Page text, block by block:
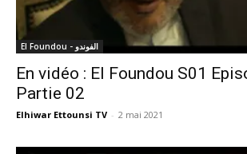
El Foundou - الفوندو
En vidéo : El Foundou S01
Partie 02
Elhiwar Ettounsi TV - 2 mai 2021